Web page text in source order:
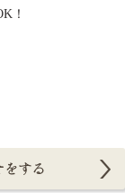
！